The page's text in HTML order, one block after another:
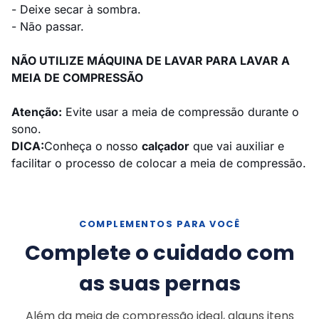
- Deixe secar à sombra.
- Não passar.
NÃO UTILIZE MÁQUINA DE LAVAR PARA LAVAR A
MEIA DE COMPRESSÃO
Atenção: Evite usar a meia de compressão durante o
sono.
DICA:Conheça o nosso calçador que vai auxiliar e
facilitar o processo de colocar a meia de compressão.
COMPLEMENTOS PARA VOCÊ
Complete o cuidado com
as suas pernas